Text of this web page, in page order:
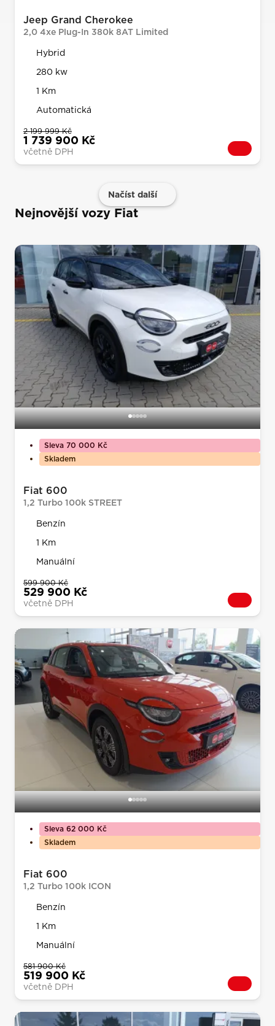
Jeep Grand Cherokee
2,0 4xe Plug-In 380k 8AT Limited
Hybrid
280 kw
1 Km
Automatická
2 199 999 Kč
1 739 900 Kč
včetně DPH
Načíst další
Nejnovější vozy Fiat
Sleva 70 000 Kč
Skladem
Fiat 600
1,2 Turbo 100k STREET
Benzín
1 Km
Manuální
599 900 Kč
529 900 Kč
včetně DPH
Sleva 62 000 Kč
Skladem
Fiat 600
1,2 Turbo 100k ICON
Benzín
1 Km
Manuální
581 900 Kč
519 900 Kč
včetně DPH